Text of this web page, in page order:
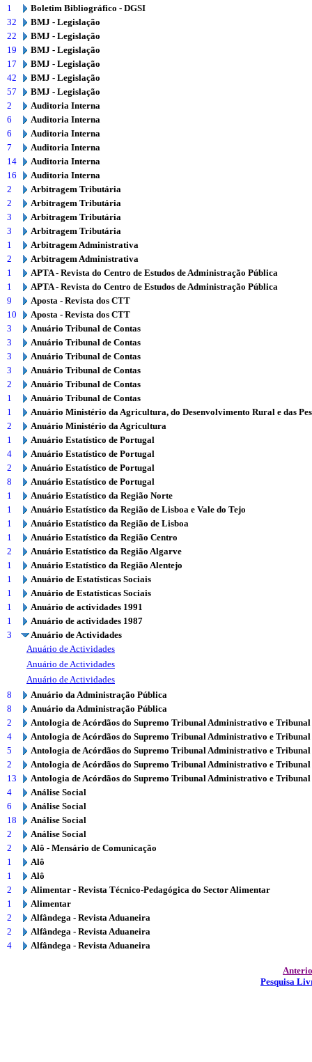
1
Boletim Bibliográfico - DGSI
32
BMJ - Legislação
22
BMJ - Legislação
19
BMJ - Legislação
17
BMJ - Legislação
42
BMJ - Legislação
57
BMJ - Legislação
2
Auditoria Interna
6
Auditoria Interna
6
Auditoria Interna
7
Auditoria Interna
14
Auditoria Interna
16
Auditoria Interna
2
Arbitragem Tributária
2
Arbitragem Tributária
3
Arbitragem Tributária
3
Arbitragem Tributária
1
Arbitragem Administrativa
2
Arbitragem Administrativa
1
APTA - Revista do Centro de Estudos de Administração Pública
1
APTA - Revista do Centro de Estudos de Administração Pública
9
Aposta - Revista dos CTT
10
Aposta - Revista dos CTT
3
Anuário Tribunal de Contas
3
Anuário Tribunal de Contas
3
Anuário Tribunal de Contas
3
Anuário Tribunal de Contas
2
Anuário Tribunal de Contas
1
Anuário Tribunal de Contas
1
Anuário Ministério da Agricultura, do Desenvolvimento Rural e das
2
Anuário Ministério da Agricultura
1
Anuário Estatístico de Portugal
4
Anuário Estatístico de Portugal
2
Anuário Estatístico de Portugal
8
Anuário Estatístico de Portugal
1
Anuário Estatístico da Região Norte
1
Anuário Estatístico da Região de Lisboa e Vale do Tejo
1
Anuário Estatístico da Região de Lisboa
1
Anuário Estatístico da Região Centro
2
Anuário Estatístico da Região Algarve
1
Anuário Estatístico da Região Alentejo
1
Anuário de Estatísticas Sociais
1
Anuário de Estatísticas Sociais
1
Anuário de actividades 1991
1
Anuário de actividades 1987
3
Anuário de Actividades
Anuário de Actividades
Anuário de Actividades
Anuário de Actividades
8
Anuário da Administração Pública
8
Anuário da Administração Pública
2
Antologia de Acórdãos do Supremo Tribunal Administrativo e
4
Antologia de Acórdãos do Supremo Tribunal Administrativo e
5
Antologia de Acórdãos do Supremo Tribunal Administrativo e
2
Antologia de Acórdãos do Supremo Tribunal Administrativo e
13
Antologia de Acórdãos do Supremo Tribunal Administrativo e
4
Análise Social
6
Análise Social
18
Análise Social
2
Análise Social
2
Alô - Mensário de Comunicação
1
Alô
1
Alô
2
Alimentar - Revista Técnico-Pedagógica do Sector Alimentar
1
Alimentar
2
Alfândega - Revista Aduaneira
2
Alfândega - Revista Aduaneira
4
Alfândega - Revista Aduaneira
Pesquisa